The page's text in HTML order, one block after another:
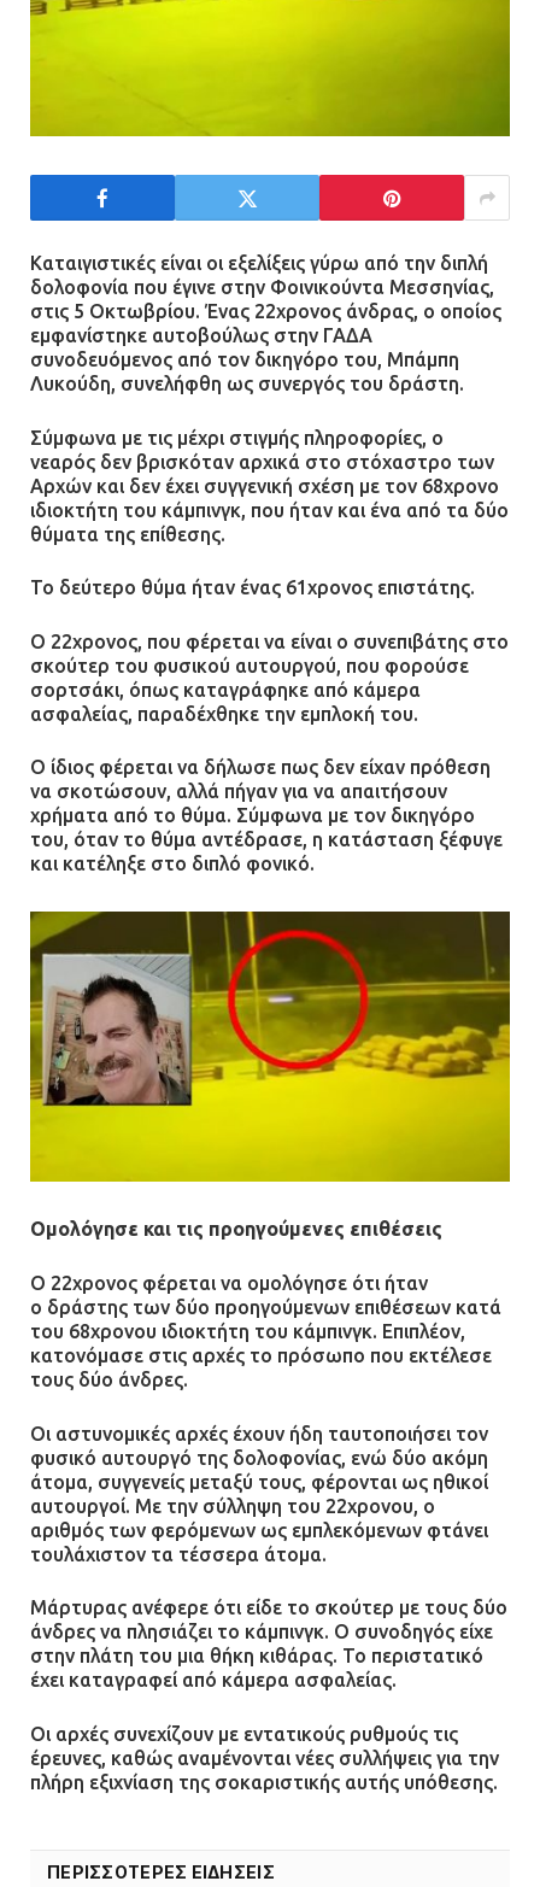
μεγάλης έκρηξης στο εργοστάσιο
αστυνομικοί για τους
πυροβολισμούς κατά του 20χρονου
με αναπηρία
11.07.2026 | 22:59
πρωινή διακοπή ρεύματος στη
Μάνδρα
09.07.2026 | 11:12
Φωτιά σε επιχείρηση στον
Ασπρόπυργο – Ήχησε το 112
09.07.2026 | 09:19
ανθρωποκτονίας στους δύο
αστυνομικούς
08.07.2026 | 22:30
Α.Τ. Ομονοίας: Ο Εισαγγελέας
πρότεινε την αθώωση των
αστυνομικών
08.07.2026 | 16:24
Ο δήμαρχος Μάνδρας δώρισε όλους
τους μισθούς του 2025 στο Θριάσιο
νέα πολυδύναμα οχήματα 4×4
ενισχύουν την Πολιτική Προστασία
08.07.2026 | 09:40
ρόπαλα και μαχαίρια σε δύο
ανήλικους
08.07.2026 | 09:38
Άνω Λιόσια: Έριξαν τα ναρκωτικά
σε σκουπιδοφάγο για να μη τα βρει
η αστυνομία – Λογάριασαν χωρίς
τον ειδικό σκύλο
07.07.2026 | 09:56
Βούλα: Κραυγή αγωνίας από
κατοίκους για την οδό Άρεως –
07.07.2026 | 09:48
Καταιγιστικές είναι οι εξελίξεις γύρω από την διπλή
δολοφονία που έγινε στην Φοινικούντα Μεσσηνίας,
στις 5 Οκτωβρίου. Ένας 22χρονος άνδρας, ο οποίος
εμφανίστηκε αυτοβούλως στην ΓΑΔΑ
συνοδευόμενος από τον δικηγόρο του, Μπάμπη
Λυκούδη, συνελήφθη ως συνεργός του δράστη.
Σύμφωνα με τις μέχρι στιγμής πληροφορίες, ο
νεαρός δεν βρισκόταν αρχικά στο στόχαστρο των
Αρχών και δεν έχει συγγενική σχέση με τον 68χρονο
ιδιοκτήτη του κάμπινγκ, που ήταν και ένα από τα δύο
θύματα της επίθεσης.
Το δεύτερο θύμα ήταν ένας 61χρονος επιστάτης.
Ο 22χρονος, που φέρεται να είναι ο συνεπιβάτης στο
σκούτερ του φυσικού αυτουργού, που φορούσε
σορτσάκι, όπως καταγράφηκε από κάμερα
ασφαλείας, παραδέχθηκε την εμπλοκή του.
Ο ίδιος φέρεται να δήλωσε πως δεν είχαν πρόθεση
να σκοτώσουν, αλλά πήγαν για να απαιτήσουν
χρήματα από το θύμα. Σύμφωνα με τον δικηγόρο
του, όταν το θύμα αντέδρασε, η κατάσταση ξέφυγε
και κατέληξε στο διπλό φονικό.
Ομολόγησε και τις προηγούμενες επιθέσεις
Ο 22χρονος φέρεται να ομολόγησε ότι ήταν
ο δράστης των δύο προηγούμενων επιθέσεων κατά
του 68χρονου ιδιοκτήτη του κάμπινγκ. Επιπλέον,
κατονόμασε στις αρχές το πρόσωπο που εκτέλεσε
τους δύο άνδρες.
Οι αστυνομικές αρχές έχουν ήδη ταυτοποιήσει τον
φυσικό αυτουργό της δολοφονίας, ενώ δύο ακόμη
άτομα, συγγενείς μεταξύ τους, φέρονται ως ηθικοί
αυτουργοί. Με την σύλληψη του 22χρονου, ο
αριθμός των φερόμενων ως εμπλεκόμενων φτάνει
τουλάχιστον τα τέσσερα άτομα.
Μάρτυρας ανέφερε ότι είδε το σκούτερ με τους δύο
άνδρες να πλησιάζει το κάμπινγκ. Ο συνοδηγός είχε
στην πλάτη του μια θήκη κιθάρας. Το περιστατικό
έχει καταγραφεί από κάμερα ασφαλείας.
Οι αρχές συνεχίζουν με εντατικούς ρυθμούς τις
έρευνες, καθώς αναμένονται νέες συλλήψεις για την
πλήρη εξιχνίαση της σοκαριστικής αυτής υπόθεσης.
ΠΕΡΙΣΣΟΤΕΡΕΣ ΕΙΔΗΣΕΙΣ